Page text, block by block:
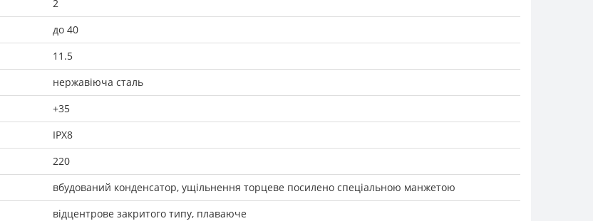
2
до 40
11.5
нержавіюча сталь
+35
IPX8
220
вбудований конденсатор, ущільнення торцеве посилено спеціальною манжетою
відцентрове закритого типу, плаваюче